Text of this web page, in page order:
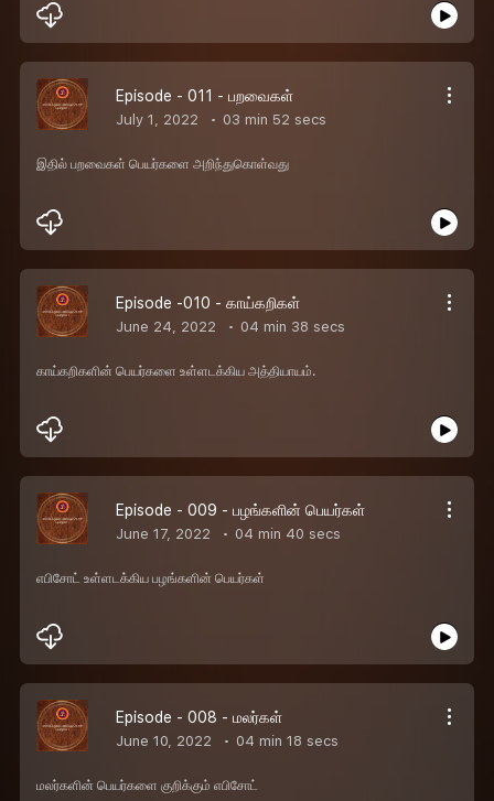
Episode - 011 - பறவைகள்
July 1, 2022 03 min 52 secs
இதில் பறவைகள் பெயர்களை அறிந்துகொள்வது
Episode -010 - காய்கறிகள்
June 24, 2022 04 min 38 secs
காய்கறிகளின் பெயர்களை உள்ளடக்கிய அத்தியாயம்.
Episode - 009 - பழங்களின் பெயர்கள்
June 17, 2022 04 min 40 secs
எபிசோட் உள்ளடக்கிய பழங்களின் பெயர்கள்
Episode - 008 - மலர்கள்
June 10, 2022 04 min 18 secs
மலர்களின் பெயர்களை குறிக்கும் எபிசோட்